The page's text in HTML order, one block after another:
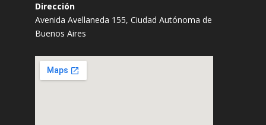
Dirección
Avenida Avellaneda 155, Ciudad Autónoma de
Buenos Aires